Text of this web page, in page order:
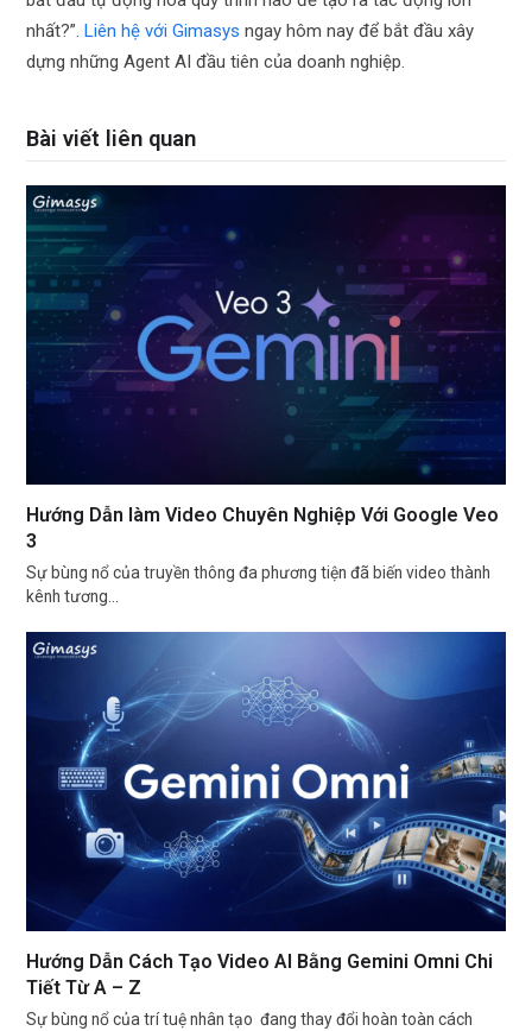
nhất?”. Liên hệ với Gimasys ngay hôm nay để bắt đầu xây
dựng những Agent AI đầu tiên của doanh nghiệp.
Bài viết liên quan
Hướng Dẫn làm Video Chuyên Nghiệp Với Google Veo
3
Sự bùng nổ của truyền thông đa phương tiện đã biến video thành
kênh tương…
Hướng Dẫn Cách Tạo Video AI Bằng Gemini Omni Chi
Tiết Từ A – Z
Sự bùng nổ của trí tuệ nhân tạo đang thay đổi hoàn toàn cách